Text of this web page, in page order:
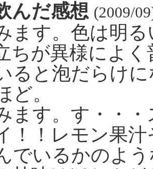
んだ感想 (2009/
ます。色は明る
ちが異様によく
ると泡だらけ
ど。
ます。す・・・
！！レモン果
でいるかのよ